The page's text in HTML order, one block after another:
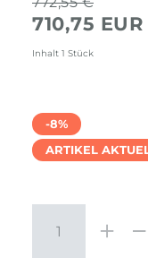
710,75 EUR
Inhalt 1 Stück
-8%
ARTIKEL